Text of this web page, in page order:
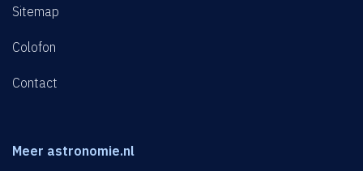
Sitemap
Colofon
Contact
Meer astronomie.nl